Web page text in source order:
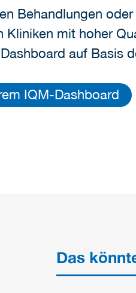
Behandlungen
mit hoher
auf Basis
IQM-Dashboard
Das